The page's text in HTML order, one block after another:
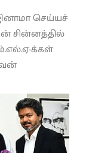
செய்யச்
சின்னத்தில்
க்கள்